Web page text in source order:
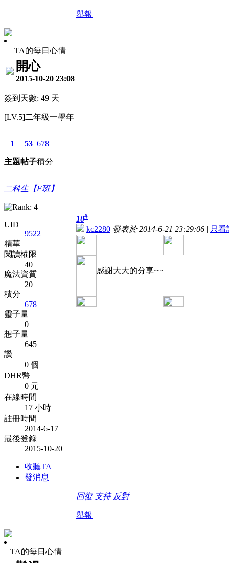
舉報
TA的每日心情
開心
2015-10-20 23:08
簽到天數: 49 天
[LV.5]二年級一學年
1
主題
53
帖子
678
積分
二科生【F班】
UID
9522
精華
閱讀權限
40
魔法資質
20
積分
678
靈子量
0
想子量
645
讚
0 個
DHR幣
0 元
在線時間
17 小時
註冊時間
2014-6-17
最後登錄
2015-10-20
收聽TA
發消息
10#
kc2280 發表於 2014-6-21 23:29:06 | 只看
感謝大大的分享~~
回復 支持 反對
舉報
TA的每日心情